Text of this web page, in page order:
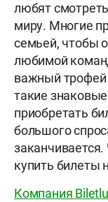
любят
миру. Многие
семьей, чтобы
любимой
важный трофей
такие
приобретать
большого
купить билеты
Компания